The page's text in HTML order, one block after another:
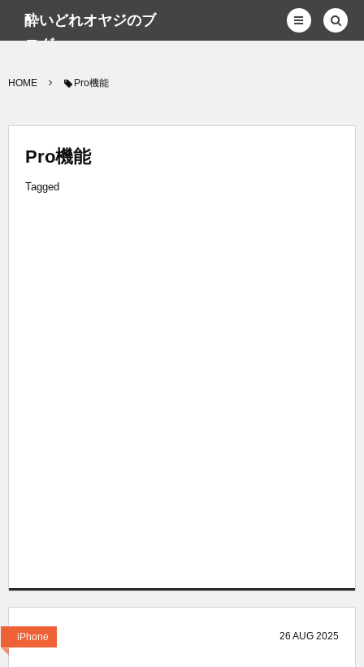
酔いどれオヤジのブ
ログwp
HOME Pro機能
Pro機能
Tagged
iPhone 26 AUG 2025